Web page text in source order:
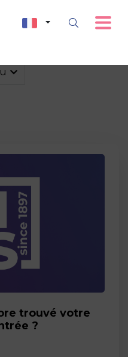
trouvé votre
?